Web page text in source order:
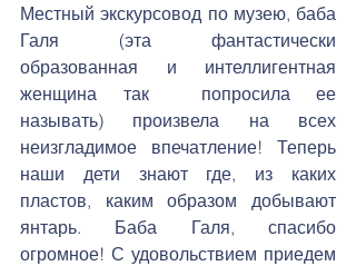
Местный экскурсовод по музею, баба
Галя (эта фантастически
образованная и интеллигентная
женщина так  попросила ее
называть) произвела на всех
неизгладимое впечатление! Теперь
наши дети знают где, из каких
пластов, каким образом добывают
янтарь. Баба Галя, спасибо
огромное! С удовольствием приедем